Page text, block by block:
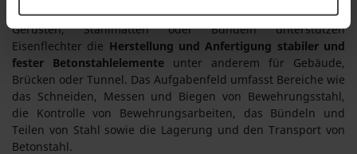
Durch das Herstellen von Bewehrungselementen wie
Gerüsten, Stahlmatten oder Bündeln unterstützen
Eisenflechter die Herstellung und Anfertigung stabiler und
fester Betonstahlelemente unter anderem für Gebäude,
Brücken oder Tunnel. Das Aufgabenfeld umfasst Bereiche wie
das Schneiden, Messen und Biegen von Bewehrungsstahl,
die Kontrolle von Bewehrungsarbeiten, das Bündeln und
Teilen von Stahl sowie die Lagerung und den Transport von
Betonstahl.